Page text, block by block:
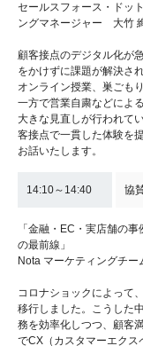
セールスフォース・ドッ
ングマネージャー 大竹
顧客接点のデジタル化が
をかけずに課題が解決さ
オンライン授業、巣ごも
一方で営業自粛などによ
大きな見直しが行われて
客接点で一貫した体験を
お話いたします。
14:10～14:40 協
「金融・EC・実店舗の
の最前線」
Nota マーケティングチ
コロナショックによって
移行しました。こうした
務を効率化しつつ、顧客
でCX（カスタマーエクス